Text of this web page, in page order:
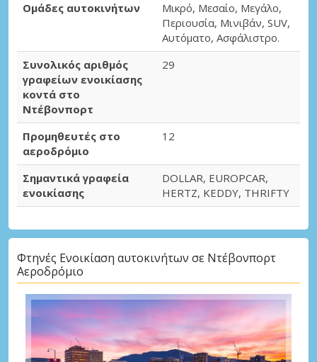
Ομάδες αυτοκινήτων
Μικρό, Μεσαίο, Μεγάλο,
Περιουσία, Μινιβάν, SUV,
Αυτόματο, Ασφάλιστρο.
Συνολικός αριθμός
γραφείων ενοικίασης
κοντά στο
Ντέβονπορτ
29
Προμηθευτές στο
αεροδρόμιο
12
Σημαντικά γραφεία
ενοικίασης
DOLLAR, EUROPCAR,
HERTZ, KEDDY, THRIFTY
Φτηνές Ενοικίαση αυτοκινήτων σε Ντέβονπορτ
Αεροδρόμιο